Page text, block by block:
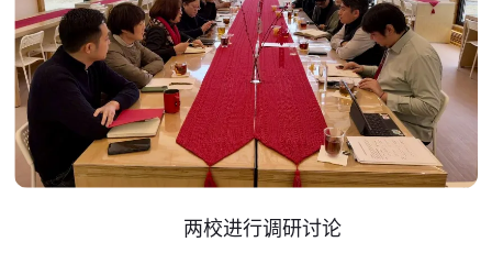
两校进行调研讨论